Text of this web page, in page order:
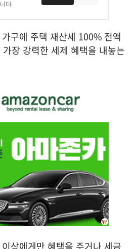
다.
구에 주택 재산세 100% 전액
장 강력한 세제 혜택을 내놓는
상에게만 혜택을 주거나 세금